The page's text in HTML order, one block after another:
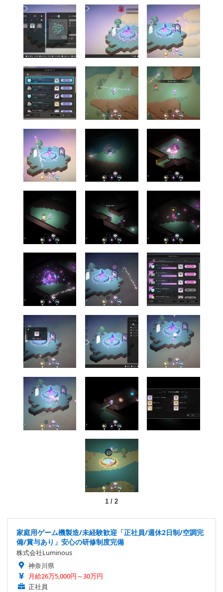
1/ 2
家庭用ゲーム機製造/未経験歓迎「正社員/週休2日制/空調完
備/賞与あり」安心の研修制度完備
株式会社Luminous
神奈川県
月給26万5,000円～30万円
正社員